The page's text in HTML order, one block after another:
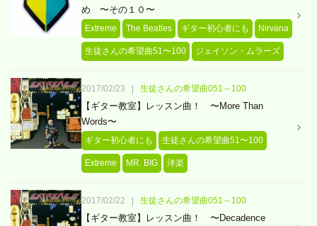
め 〜その１０〜
Extreme The Beatles ギター初心者にも Nirvana
生徒さんの希望曲51〜100 ジェイソン・ムラーズ
2017/02/23 生徒さんの希望曲051～100
【ギター教室】レッスン曲！ 〜More Than
Words〜
ギター初心者にも 生徒さんの希望曲51〜100
Extreme MR. BIG 洋楽
2017/02/22 生徒さんの希望曲051～100
【ギター教室】レッスン曲！ 〜Decadence